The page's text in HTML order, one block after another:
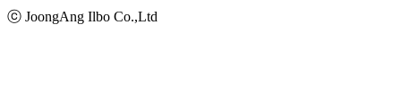
ⓒ JoongAng Ilbo Co.,Ltd